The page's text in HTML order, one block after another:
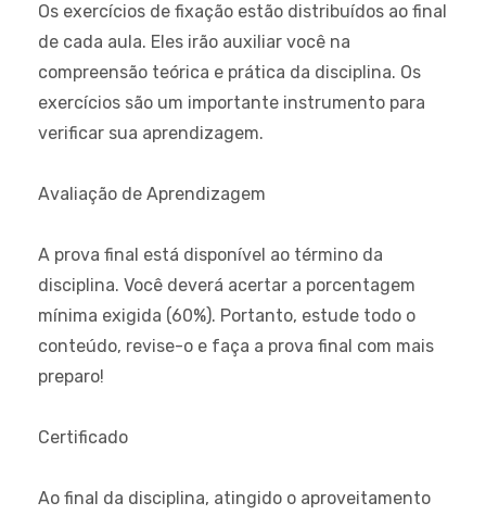
Os exercícios de fixação estão distribuídos ao final
de cada aula. Eles irão auxiliar você na
compreensão teórica e prática da disciplina. Os
exercícios são um importante instrumento para
verificar sua aprendizagem.
Avaliação de Aprendizagem
A prova final está disponível ao término da
disciplina. Você deverá acertar a porcentagem
mínima exigida (60%). Portanto, estude todo o
conteúdo, revise-o e faça a prova final com mais
preparo!
Certificado
Ao final da disciplina, atingido o aproveitamento